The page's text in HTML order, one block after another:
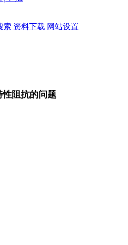
索 资料下载 网站设置
性阻抗的问题